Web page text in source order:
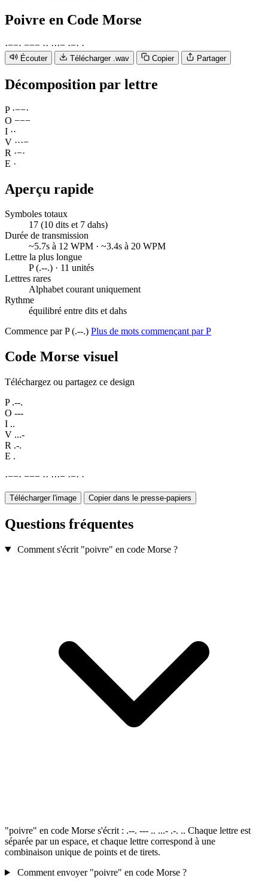
Poivre en Code Morse
·−−· −−− ·· ···− ·−· ·
Écouter Télécharger .wav Copier Partager
Décomposition par lettre
P ·−−·
O −−−
I ··
V ···−
R ·−·
E ·
Aperçu rapide
Symboles totaux
17 (10 dits et 7 dahs)
Durée de transmission
~5.7s à 12 WPM · ~3.4s à 20 WPM
Lettre la plus longue
P (.--.) · 11 unités
Lettres rares
Alphabet courant uniquement
Rythme
équilibré entre dits et dahs
Commence par P (.--.) Plus de mots commençant par P
Code Morse visuel
Téléchargez ou partagez ce design
P .--.
O ---
I ..
V ...-
R .-.
E .
·−−· −−− ·· ···− ·−· ·
Télécharger l'image Copier dans le presse-papiers
Questions fréquentes
Comment s'écrit "poivre" en code Morse ?
"poivre" en code Morse s'écrit : .--. --- .. ...- .-. .. Chaque lettre est
séparée par un espace, et chaque lettre correspond à une
combinaison unique de points et de tirets.
Comment envoyer "poivre" en code Morse ?